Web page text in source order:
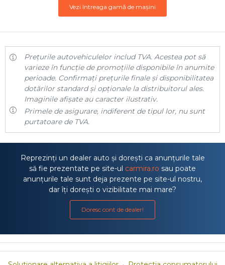
Vezi întreaga gamă de mașini
Prețurile autovehiculelor includ TVA. Acestea pot să
varieze în funcție de promoțiile disponibile în anumite
perioade. Confirmați prețurile finale și disponibilitatea
dotărilor standard și opționale la distribuitorul ales.
Imaginile afișate au caracter ilustrativ.
Primele de asigurare, indiferent de tipul lor, nu sunt
purtatoare de TVA.
Reprezinți un dealer auto și dorești ca anunțurile tale
să fie prezentate pe site-ul carmira.ro sau poate
anunțurile tale sunt deja prezente pe site-ul nostru,
dar îți dorești o vizibilitate mai mare?
Doresc cont de dealer!